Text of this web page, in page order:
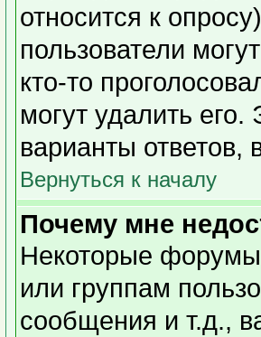
относится к
пользователи
кто-то
могут удалить
варианты ответов,
Вернуться к началу
Почему мне
Некоторые форумы
или группам
сообщения и т.д.,